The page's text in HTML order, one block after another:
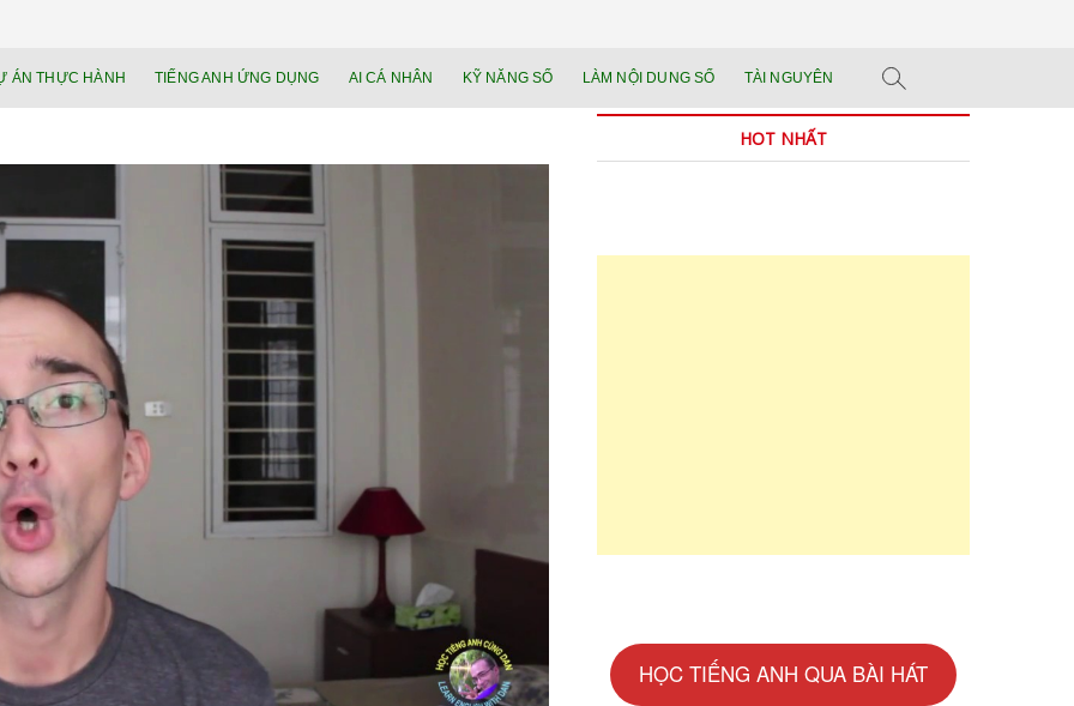
lực cá nhân trong thời đại AI
ÁN THỰC HÀNH TIẾNG ANH ỨNG DỤNG AI CÁ NHÂN KỸ NĂNG SỐ LÀM NỘI DUNG SỐ TÀI NGUYÊN
HOT NHẤT
HỌC TIẾNG ANH QUA BÀI HÁT